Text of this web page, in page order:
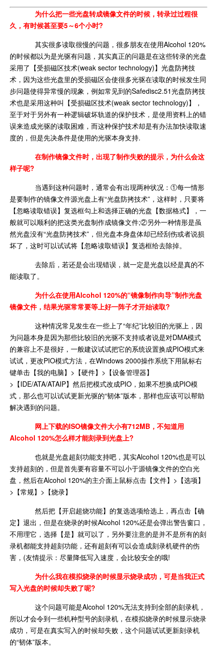
为什么把一些光盘转成镜像文件的时候，转录过过程很
久，有时候甚至要5～6个小时?
其实很多读取很慢的问题，很多朋友在使用Alcohol 120%
的时候都以为是光驱有问题，其实真正的问题是在这些转录的光盘
采用了【受损磁区技术(weak sector technology)】光盘防拷技
术，因为这些光盘里的受损磁区会使很多光驱在读取的时候发生同
步问题使得异常慢的现象，例如常见到的Safedisc2.51光盘防拷技
术也是采用这种叫【受损磁区技术(weak sector technology)】，
至于对于另外有一种逻辑破坏轨道的保护技术，是使用资料上的错
误来造成光驱的读取困难，而这种保护技术却是有办法加快读取速
度的，但是先决条件是使用的光驱本身支持.
在制作镜像文件时，出现了制作失败的提示，为什么会这
样子呢?
当遇到这种问题时，通常会有出现两种状况：①每一情形
是要制作的镜像文件源光盘上有“光盘防拷技术”，这样时，只要将
【忽略读取错误】复选框勾上和选择正确的光盘【数据格式】，一
般就可以顺利的把这类光盘制作成镜像文件;②另外一种情形是虽
然光盘没有“光盘防拷技术”，但光盘本身盘体却已经刮伤或者说损
坏了，这时可以试试将【忽略读取错误】复选框给去除掉。
去除后，若还是会出现错误，就一定是光盘以经是真的不
能读取了。
为什么在使用Alcohol 120%的“镜像制作向导”制作光盘
镜像文件，结果光驱常常要等上好一阵子才开始读取?
这种情况常见发生在一些上了“年纪”比较旧的光驱上，因
为问题本身是因为那些比较旧的光驱不支持或者说是对DMA模式
的兼容上不是很好，一般建议试试把它的系统设置换成PIO模式来
试试，更改PIO模式方法，在Windows 2000操作系统下用鼠标右
键单击【我的电脑】>【硬件】>【设备管理器】
>【IDE/ATA/ATAIP】然后把模式改成PIO，如果不想换成PIO模
式，那么也可以试试更新光驱的“韧体”版本，那样也应该可以帮助
解决遇到的问题。
网上下载的ISO镜像文件大小有712MB，不知道用
Alcohol 120%怎么样才能刻录到光盘上?
也就是光盘超刻功能支持吧，其实Alcohol 120%也是可以
支持超刻的，但是首先要有容量不可以小于源镜像文件的空白光
盘，然后在Alcohol 120%的主介面上鼠标点击【文件】>【选项】
>【常规】>【烧录】
然后把【开启超烧功能】的复选选项给选上，再点击【确
定】退出，但是在烧录的时候Alcohol 120%还是会弹出警告窗口，
不用理它，选择【是】就可以了，另外要注意的是并不是所有的刻
录机都能支持超刻功能，还有超刻有可以会造成刻录机硬件的伤
害，(友情提示：尽量降低写入速度，会比较安全的哦!
为什么我在模拟烧录的时候显示烧录成功，可是当我正式
写入光盘的时候却失败了呢?
这个问题可能是Alcohol 120%无法支持到全部的刻录机，
所以才会令到一些机种型号的刻录机，在模拟烧录的时候显示烧录
成功，可是在真实写入的时候却失败，这个问题试试更新刻录机
的“韧体”版本。